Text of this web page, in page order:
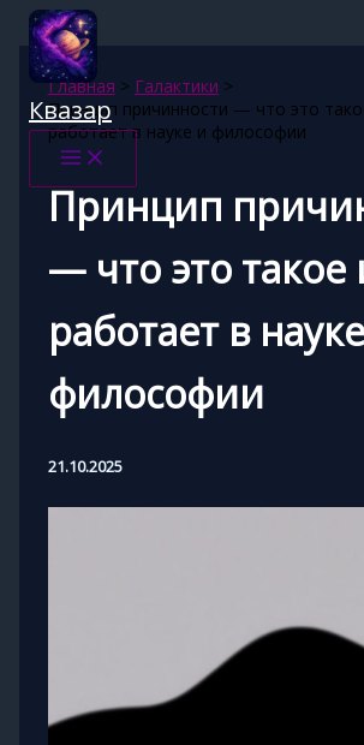
Перейти
содержимому
Квазар
Главная
Галактики
Принцип причинности — что это
работает в науке и философии
Принцип
— что это такое
работает в
философии
21.10.2025